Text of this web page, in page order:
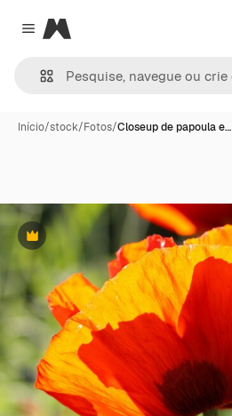
Close menu
Magnific
Início/stock/Fotos/Closeup de papoula e…
Premium